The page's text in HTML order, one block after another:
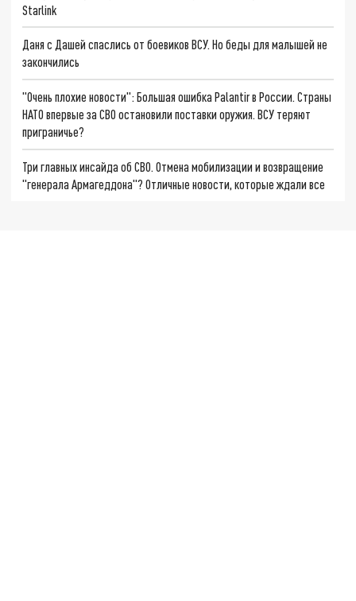
Starlink
Даня с Дашей спаслись от боевиков ВСУ. Но беды для малышей не
закончились
"Очень плохие новости": Большая ошибка Palantir в России. Страны
НАТО впервые за СВО остановили поставки оружия. ВСУ теряют
приграничье?
Три главных инсайда об СВО. Отмена мобилизации и возвращение
"генерала Армагеддона"? Отличные новости, которые ждали все